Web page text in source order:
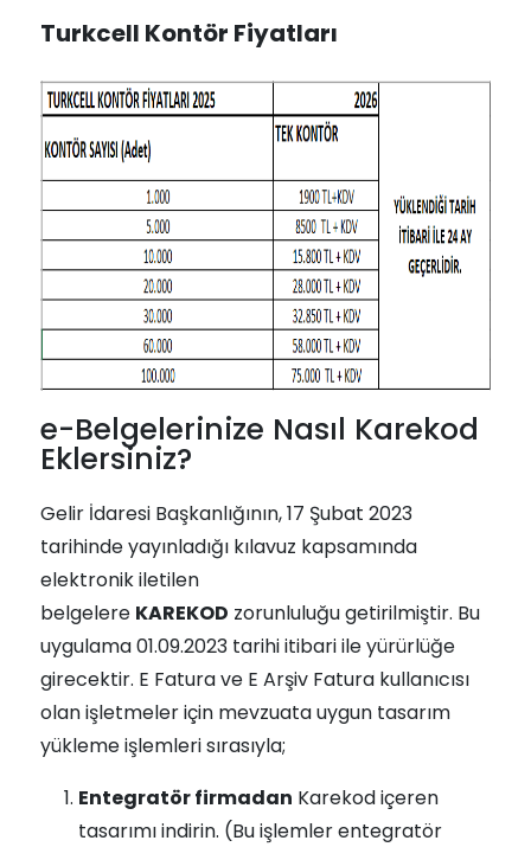
Turkcell Kontör Fiyatları
e-Belgelerinize Nasıl Karekod
Eklersiniz?
Gelir İdaresi Başkanlığının, 17 Şubat 2023
tarihinde yayınladığı kılavuz kapsamında
elektronik iletilen
belgelere KAREKOD zorunluluğu getirilmiştir. Bu
uygulama 01.09.2023 tarihi itibari ile yürürlüğe
girecektir. E Fatura ve E Arşiv Fatura kullanıcısı
olan işletmeler için mevzuata uygun tasarım
yükleme işlemleri sırasıyla;
Entegratör firmadan Karekod içeren
tasarımı indirin. (Bu işlemler entegratör